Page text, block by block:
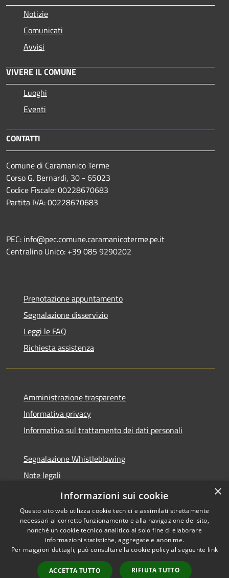
Notizie
Comunicati
Avvisi
VIVERE IL COMUNE
Luoghi
Eventi
CONTATTI
Comune di Caramanico Terme
Corso G. Bernardi, 30 - 65023
Codice Fiscale: 00228670683
Partita IVA: 00228670683
PEC: info@pec.comune.caramanicoterme.pe.it
Centralino Unico: +39 085 9290202
Prenotazione appuntamento
Segnalazione disservizio
Leggi le FAQ
Richiesta assistenza
Amministrazione trasparente
Informativa privacy
Informativa sul trattamento dei dati personali
Segnalazione Whistleblowing
Note legali
Dichiarazione di accessibilità
Accessibilità
Copyright © 2026 • Comune di
Caramanico Terme • Powered
byMunicipium
Accesso
×
Informazioni sui cookie
Questo sito web utilizza cookie tecnici e assimilati strettamente
necessari al corretto funzionamento e alla navigazione del sito,
nonché un cookie tecnico analitico al solo fine di elaborare
informazioni statistiche, aggregate e anonime.
Per maggiori dettagli, può consultare la cookie policy al seguente link
ACCETTA TUTTO RIFIUTA TUTTO